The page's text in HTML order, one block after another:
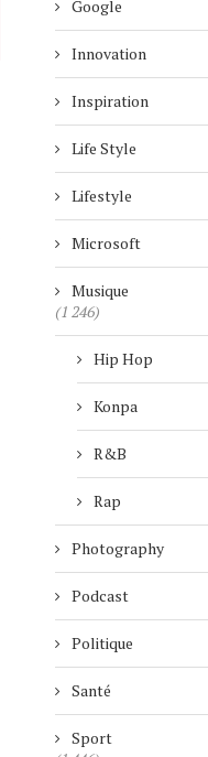
HAUT HÔTEL...
4 janvier 2026
Google
Innovation
Inspiration
Life Style
Lifestyle
Microsoft
Musique
(1 246)
Hip Hop
Konpa
R&B
Rap
Photography
Podcast
Politique
Santé
Sport